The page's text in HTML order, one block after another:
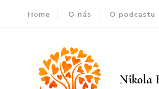
Home O nás O podcastu
Nikola